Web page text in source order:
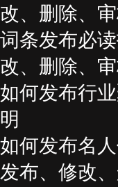
改、删除、
词条发布必
改、删除、
如何发布行
明
如何发布名
发布、修改